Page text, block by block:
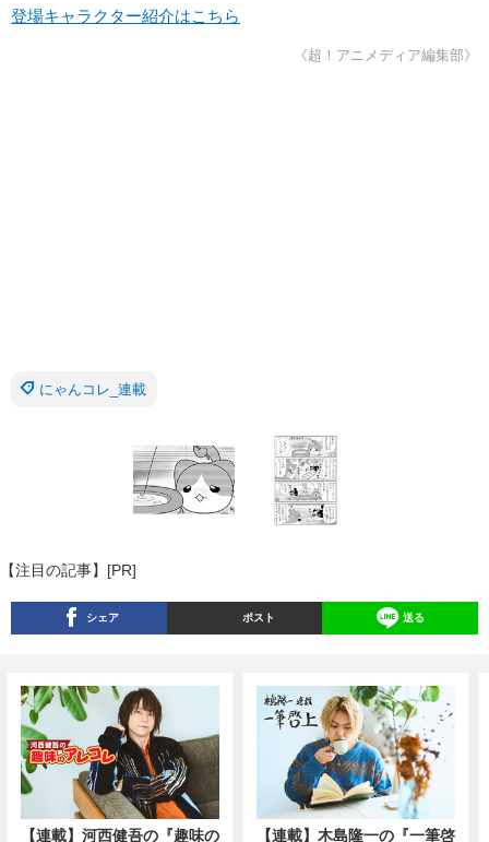
登場キャラクター紹介はこちら
《超！アニメディア編集部》
にゃんコレ_連載
【注目の記事】[PR]
シェア ポスト 送る
【連載】河西健吾の『趣味の 【連載】木島隆一の『一筆啓